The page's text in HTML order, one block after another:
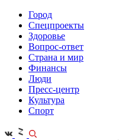
Город
Спецпроекты
Здоровье
Вопрос-ответ
Страна и мир
Финансы
Люди
Пресс-центр
Культура
Спорт